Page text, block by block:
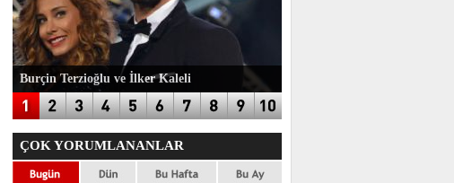
Burçin Terzioğlu ve İlker Kaleli
ÇOK YORUMLANANLAR